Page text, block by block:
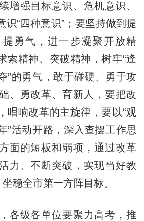
增强目标意识、危机意识、
识“四种意识”；要坚持做到提
勇气，进一步凝聚开放精
索精神、突破精神，树牢“逢
”的勇气，敢于碰硬、勇于攻
、勇改革、育新人，要把改
唱响改革的主旋律，要以“观
”活动开路，深入查摆工作思
面的短板和弱项，通过改革
力、不断突破，实现当好教
稳全市第一方阵目标。
级各单位要聚力高考，推